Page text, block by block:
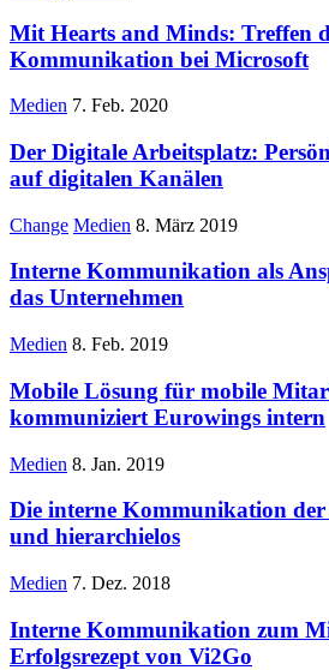
Mit Hearts and Minds: Treffen
Kommunikation bei Microsoft
Medien 7. Feb. 2020
Der Digitale Arbeitsplatz:
auf digitalen Kanälen
Change Medien 8. März 2019
Interne Kommunikation als
das Unternehmen
Medien 8. Feb. 2019
Mobile Lösung für mobile
kommuniziert Eurowings intern
Medien 8. Jan. 2019
Die interne Kommunikation
und hierarchielos
Medien 7. Dez. 2018
Interne Kommunikation zum
Erfolgsrezept von Vi2Go